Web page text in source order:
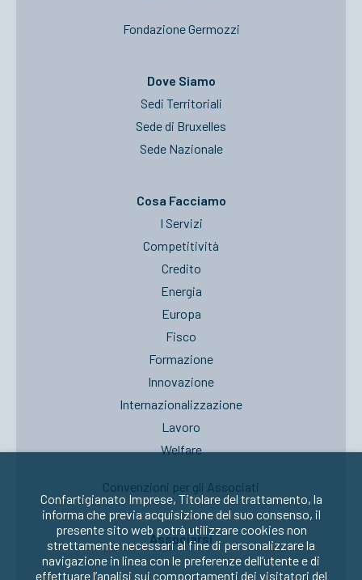
Fondazione Germozzi
Dove Siamo
Sedi Territoriali
Sede di Bruxelles
Sede Nazionale
Cosa Facciamo
I Servizi
Competitività
Credito
Energia
Europa
Fisco
Formazione
Innovazione
Internazionalizzazione
Lavoro
Welfare
Convenzioni per gli Associati
Associarsi
Confartigianato Imprese, Titolare del trattamento, la
informa che previa acquisizione del suo consenso, il
presente sito web potrà utilizzare cookies non
strettamente necessari al fine di personalizzare la
navigazione in linea con le preferenze dell’utente e di
effettuare l’analisi sui comportamenti dei visitatori del